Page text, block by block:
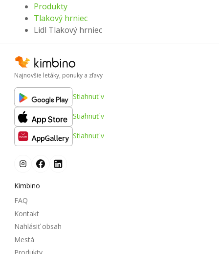
Produkty
Tlakový hrniec
Lidl Tlakový hrniec
Najnovšie letáky, ponuky a zľavy
Stiahnuť v
Stiahnuť v
Stiahnuť v
Kimbino
FAQ
Kontakt
Nahlásiť obsah
Mestá